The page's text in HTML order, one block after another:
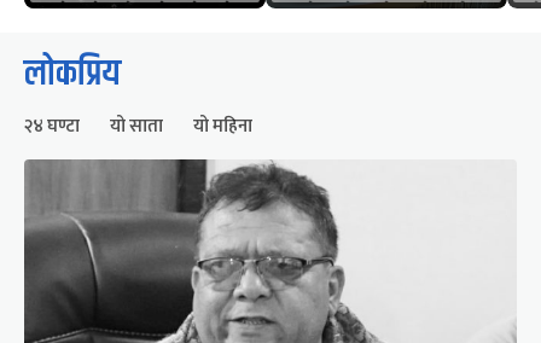
लोकप्रिय
२४ घण्टा यो साता यो महिना